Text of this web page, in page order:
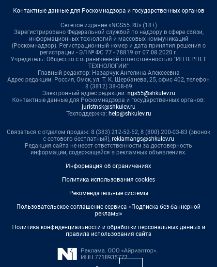
Контактные данные для Роскомнадзора и государственных органов
Сетевое издание «NGS55.RU» (18+)
Зарегистрировано Федеральной службой по надзору в сфере связи,
информационных технологий и массовых коммуникаций
(Роскомнадзор). Регистрационный номер и дата принятия решения о
регистрации - ЭЛ № ФС 77 - 78819 от 07.08.2020 г.
Учредитель: Общество с ограниченной ответственностью "ИНТЕРНЕТ
ТЕХНОЛОГИИ"
Главный редактор: Назарчук Ангелина Алексеевна
Адрес редакции: Россия, Омск, ул. Т. К. Щербанева, 25, офис 402, телефон
8 (3812) 38-08-69
Электронный адрес редакции: ngs55@shkulev.ru
Контактные данные для Роскомнадзора и государственных органов:
juristnsk@shkulev.ru
Техподдержка: help@shkulev.ru
Связаться с отделом продаж: 8 (383) 212-52-52, 8 (800) 200-03-83 (звонок
с сотового бесплатный), reklamangs@shkulev.ru
Редакция сайта не несет ответственности за достоверность
информации, содержащейся в рекламных объявлениях.
Информация об ограничениях
Политика использования cookies
Рекомендательные системы
Пользовательское соглашение сервиса «Подписка без баннерной
рекламы»
Политика конфиденциальности и обработки персональных данных и
правила использования сайта